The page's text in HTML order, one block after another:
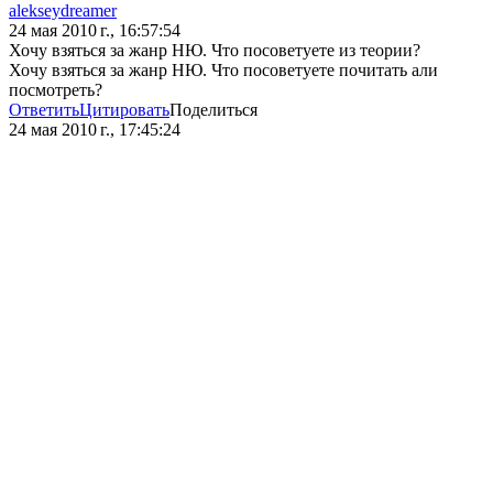
alekseydreamer
24 мая 2010 г., 16:57:54
Хочу взяться за жанр НЮ. Что посоветуете из теории?
Хочу взяться за жанр НЮ. Что посоветуете почитать али
посмотреть?
ОтветитьЦитироватьПоделиться
24 мая 2010 г., 17:45:24